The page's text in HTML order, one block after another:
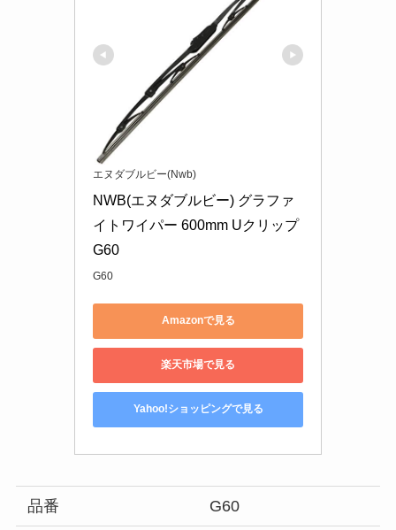
エヌダブルビー(Nwb)
NWB(エヌダブルビー) グラファ
イトワイパー 600mm Uクリップ
G60
G60
Amazonで見る
楽天市場で見る
Yahoo!ショッピングで見る
品番 G60